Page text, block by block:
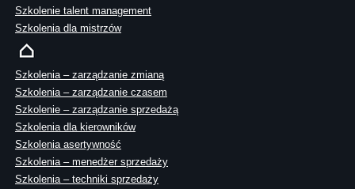
Szkolenie talent management
Szkolenia dla mistrzów
Szkolenia – zarządzanie zmianą
Szkolenia – zarządzanie czasem
Szkolenie – zarządzanie sprzedażą
Szkolenia dla kierowników
Szkolenia asertywność
Szkolenia – menedżer sprzedaży
Szkolenia – techniki sprzedaży